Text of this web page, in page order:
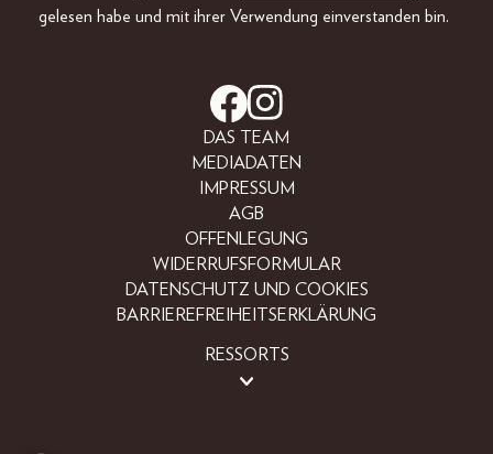
gelesen habe und mit ihrer Verwendung einverstanden bin.
DAS TEAM
MEDIADATEN
IMPRESSUM
AGB
OFFENLEGUNG
WIDERRUFSFORMULAR
DATENSCHUTZ UND COOKIES
BARRIEREFREIHEITSERKLÄRUNG
RESSORTS